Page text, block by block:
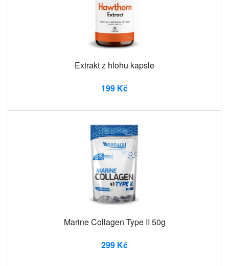
Extrakt z hlohu kapsle
199 Kč
Marine Collagen Type II 50g
299 Kč